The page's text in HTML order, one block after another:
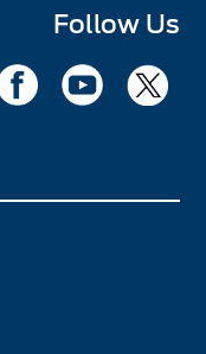
Follow Us